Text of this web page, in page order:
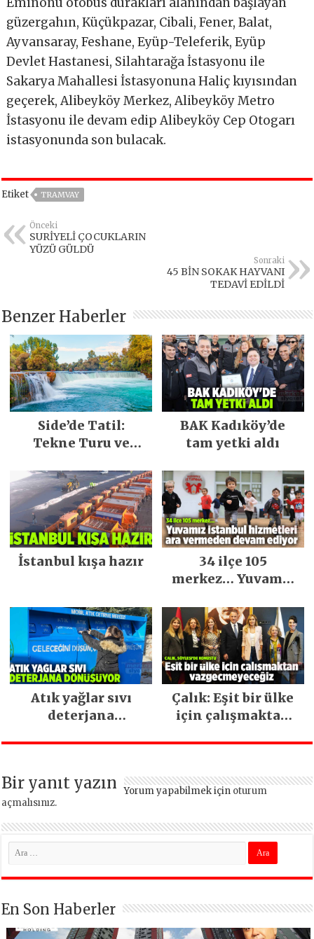
güzergahın, Küçükpazar, Cibali, Fener, Balat,
Ayvansaray, Feshane, Eyüp-Teleferik, Eyüp
Devlet Hastanesi, Silahtarağa İstasyonu ile
Sakarya Mahallesi İstasyonuna Haliç kıyısından
geçerek, Alibeyköy Merkez, Alibeyköy Metro
İstasyonu ile devam edip Alibeyköy Cep Otogarı
istasyonunda son bulacak.
Etiket TRAMVAY
Önceki
SURİYELİ ÇOCUKLARIN
YÜZÜ GÜLDÜ
Sonraki
45 BİN SOKAK HAYVANI
TEDAVİ EDİLDİ
Benzer Haberler
Side’de Tatil:
Tekne Turu ve
BAK Kadıköy’de
tam yetki aldı
İstanbul kışa hazır
34 ilçe 105
merkez… Yuvamız
ara vermeden
devam ediyor
Atık yağlar sıvı
deterjana
Çalık: Eşit bir ülke
için çalışmaktan
Bir yanıt yazın Yorum yapabilmek için oturum
açmalısınız.
En Son Haberler